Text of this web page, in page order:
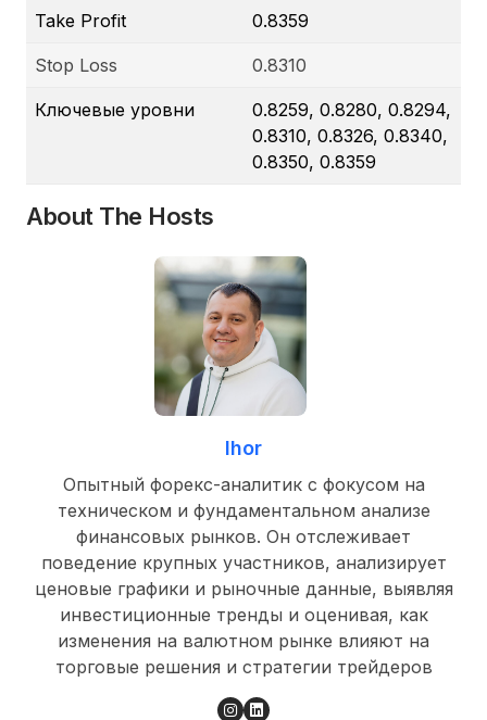
Take Profit 0.8359
Stop Loss 0.8310
Ключевые уровни
0.8259, 0.8280, 0.8294,
0.8310, 0.8326, 0.8340,
0.8350, 0.8359
About The Hosts
Ihor
Опытный форекс-аналитик с фокусом на
техническом и фундаментальном анализе
финансовых рынков. Он отслеживает
поведение крупных участников, анализирует
ценовые графики и рыночные данные, выявляя
инвестиционные тренды и оценивая, как
изменения на валютном рынке влияют на
торговые решения и стратегии трейдеров